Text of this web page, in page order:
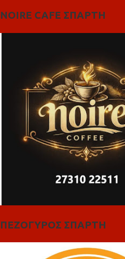
NOIRE CAFE ΣΠΑΡΤΗ
ΠΕΖΟΓΥΡΟΣ ΣΠΑΡΤΗ